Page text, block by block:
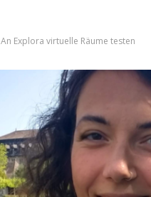
An Explora virtuelle Räume testen